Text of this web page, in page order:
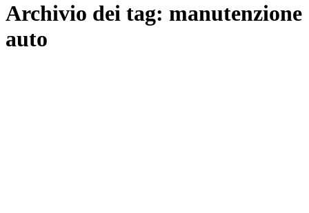
Archivio dei tag: manutenzione
auto